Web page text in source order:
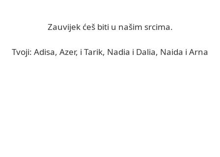
Zauvijek ćeš biti u našim srcima.
Tvoji: Adisa, Azer, i Tarik, Nadia i Dalia, Naida i Arna